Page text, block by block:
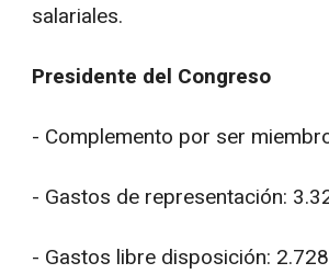
salariales.
Presidente del Congreso
- Complemento por ser
- Gastos de representación:
- Gastos libre disposición: